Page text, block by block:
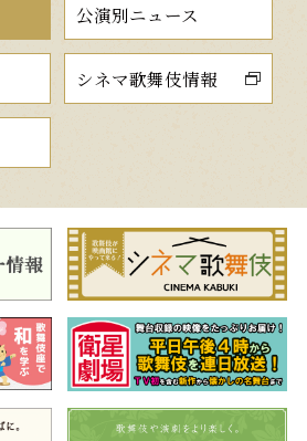
公演別ニュース
シネマ歌舞伎情報